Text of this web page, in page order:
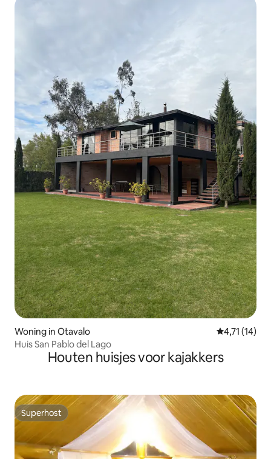
Woning in Otavalo Gemiddelde
4,71 (14)
Huis San Pablo del Lago
Houten huisjes voor kajakkers
Superhost
Superhost